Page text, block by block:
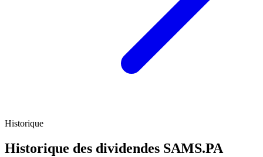
Historique
Historique des dividendes SAMS.PA